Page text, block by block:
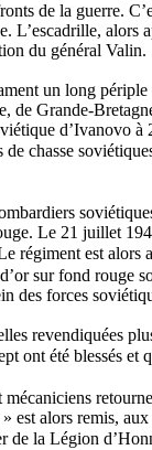
de la guerre.
L’escadrille,
du général Valin.
un long
de Grande-
d’Ivanovo
chasse
Le 21 juillet
régiment est
sur fond rouge
des forces
revendiquées
ont été blessés et
alors remis,
de la Légion